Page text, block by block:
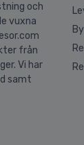
och
vuxna
från
Vi har
samt